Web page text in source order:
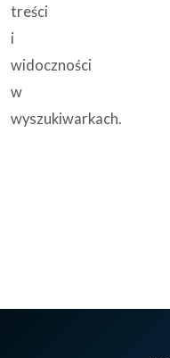
treści
i
widoczności
w
wyszukiwarkach.